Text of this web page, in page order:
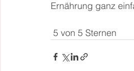
Ernährung ganz
5 von 5 Sternen